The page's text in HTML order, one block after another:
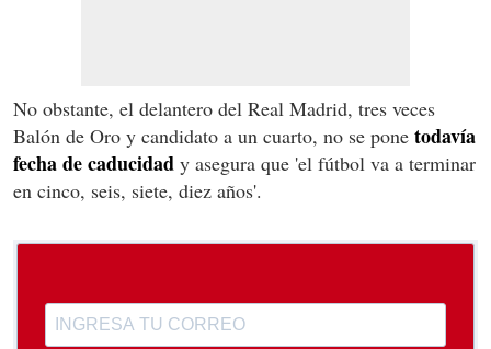
No obstante, el delantero del Real Madrid, tres veces
Balón de Oro y candidato a un cuarto, no se pone todavía
fecha de caducidad y asegura que 'el fútbol va a terminar
en cinco, seis, siete, diez años'.